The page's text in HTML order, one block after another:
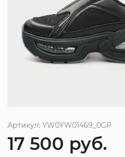
Артикул: YW0YW01469_0GP
17 500 руб.